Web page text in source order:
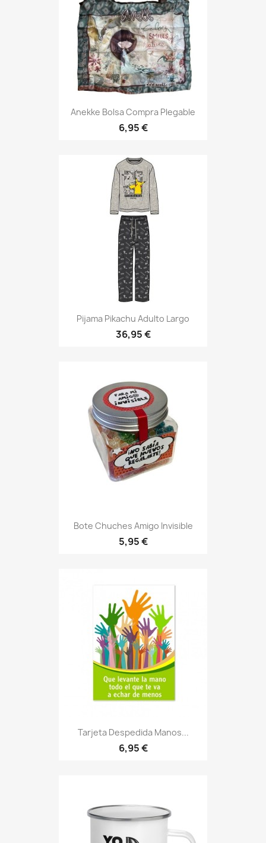
Anekke Bolsa Compra Plegable
6,95 €
Pijama Pikachu Adulto Largo
36,95 €
Bote Chuches Amigo Invisible
5,95 €
Tarjeta Despedida Manos...
6,95 €